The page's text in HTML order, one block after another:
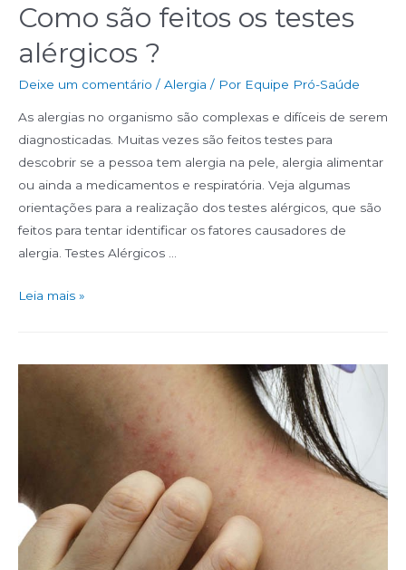
Como são feitos os testes
alérgicos ?
Deixe um comentário / Alergia / Por Equipe Pró-Saúde
As alergias no organismo são complexas e difíceis de serem
diagnosticadas. Muitas vezes são feitos testes para
descobrir se a pessoa tem alergia na pele, alergia alimentar
ou ainda a medicamentos e respiratória. Veja algumas
orientações para a realização dos testes alérgicos, que são
feitos para tentar identificar os fatores causadores de
alergia. Testes Alérgicos …
Leia mais »